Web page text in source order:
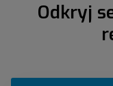
Odkryj